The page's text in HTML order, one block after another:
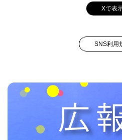
Xで表
SNS利用